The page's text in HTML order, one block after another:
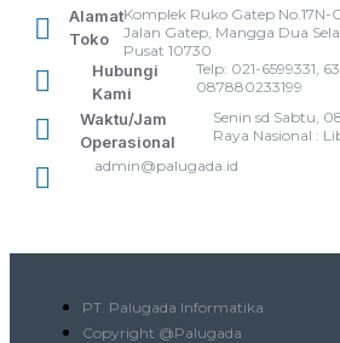
Alamat
Toko
Komplek Ruko Gatep No.17N-
Jalan Gatep, Mangga Dua
Pusat 10730
Hubungi
Kami
Telp: 021-6599331,
087880233199
Waktu/Jam
Operasional
Senin sd Sabtu,
Raya Nasional :
admin@palugada.id
PT. Palugada Informatika
Copyright @Palugada